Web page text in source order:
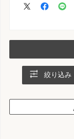
絞り込み